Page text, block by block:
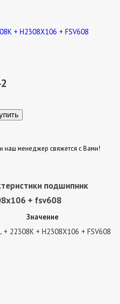
наш менеджер свяжется с Вами!
подшипник
+ fsv608
Значение
+ 22308K + H2308X106 + FSV608